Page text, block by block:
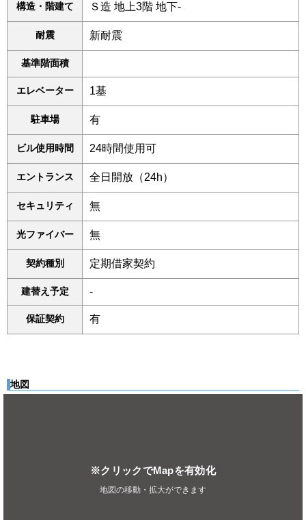
構造・階建て Ｓ造 地上3階 地下-
耐震 新耐震
基準階面積
エレベーター 1基
駐車場 有
ビル使用時間 24時間使用可
エントランス 全日開放（24h）
セキュリティ 無
光ファイバー 無
契約種別 定期借家契約
建替え予定 -
保証契約 有
地図
※クリックでMapを有効化
地図の移動・拡大ができます